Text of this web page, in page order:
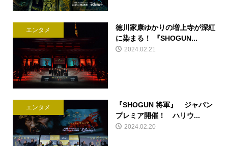
エンタメ
徳川家康ゆかりの増上寺が深紅
に染まる！ 『SHOGUN...
2024.02.21
エンタメ
『SHOGUN 将軍』 ジャパン
プレミア開催！ ハリウ...
2024.02.20